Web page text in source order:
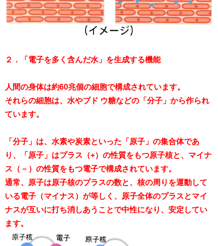
２．「電子を多く含んだ水」を生成する機能
人間の身体は約60兆個の細胞で構成されています。
それらの細胞は、水やブド ウ糖などの「分子」から作られ
ています。
「分子」は、水素や炭素といった「原子」の集合体であ
り、「原子」はプラス（+）の性質をもつ原子核と、マイナ
ス（－）の性質をもつ電子で構成されています。
通常、原子は原子核のプラスの数と、核の周りを運動して
いる電子（マイナス）が等しく、原子全体のプラスとマイ
ナスが互いに打ち消しあうことで中性になり、安定してい
ます。